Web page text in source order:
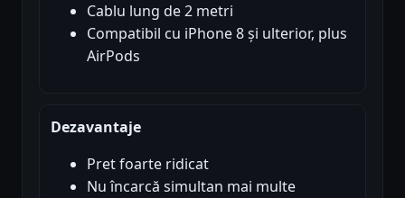
Cablu lung de 2 metri
Compatibil cu iPhone 8 și ulterior, plus
AirPods
Dezavantaje
Pret foarte ridicat
Nu încarcă simultan mai multe